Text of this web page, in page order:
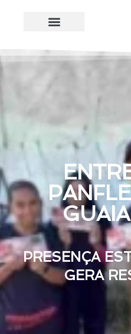
PRESENÇA
GERA